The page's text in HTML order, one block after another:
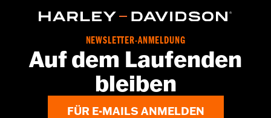
Modelle ’26. Für den Anbau an einigen Street Glide und Road
Glide Modellen ’24 ist möglicherweise ein Digital Technician
Update durch einen Harley-Davidson Händler erforderlich.
Installationsanleitung
Switchback
NEWSLETTER-ANMELDUNG
Auf dem Laufenden
bleiben
FÜR E-MAILS ANMELDEN